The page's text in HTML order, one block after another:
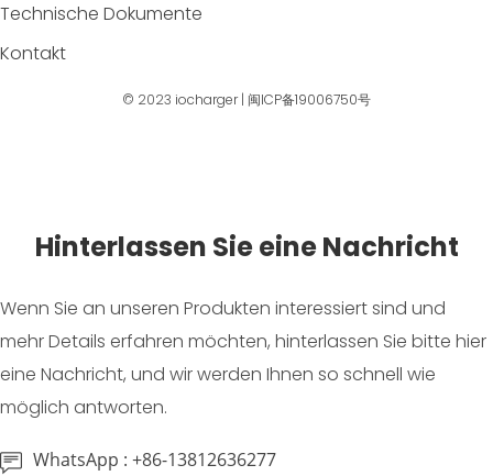
Technische Dokumente
Kontakt
© 2023 iocharger| 闽ICP备19006750号
Hinterlassen Sie eine Nachricht
Wenn Sie an unseren Produkten interessiert sind und
mehr Details erfahren möchten, hinterlassen Sie bitte hier
eine Nachricht, und wir werden Ihnen so schnell wie
möglich antworten.
WhatsApp : +86-13812636277